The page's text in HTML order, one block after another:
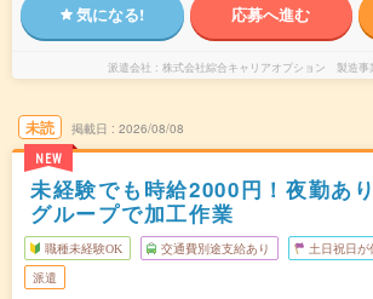
気になる! 応募へ進む
派遣会社 株式会社綜合キャリアオプション 製造事
未読
NEW
掲載日 2026/08/08
未経験でも時給2000円！夜勤あ
グループで加工作業
職種未経験OK 交通費別途支給あり 土日祝日が
派遣